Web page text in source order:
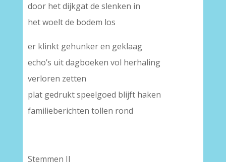
door het dijkgat de slenken in
het woelt de bodem los
er klinkt gehunker en geklaag
echo’s uit dagboeken vol herhaling
verloren zetten
plat gedrukt speelgoed blijft haken
familieberichten tollen rond
Stemmen II